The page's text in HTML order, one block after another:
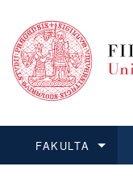
FAKULTA